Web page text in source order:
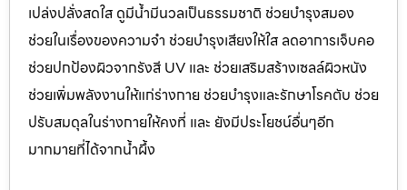
เปล่งปลั่งสดใส ดูมีน้ำมีนวลเป็นธรรมชาติ ช่วยบำรุงสมอง
ช่วยในเรื่องของความจำ ช่วยบำรุงเสียงให้ใส ลดอาการเจ็บคอ
ช่วยปกป้องผิวจากรังสี UV และ ช่วยเสริมสร้างเซลล์ผิวหนัง
ช่วยเพิ่มพลังงานให้แก่ร่างกาย ช่วยบำรุงและรักษาโรคตับ ช่วย
ปรับสมดุลในร่างกายให้คงที่ และ ยังมีประโยชน์อื่นๆอีก
มากมายที่ได้จากน้ำผึ้ง